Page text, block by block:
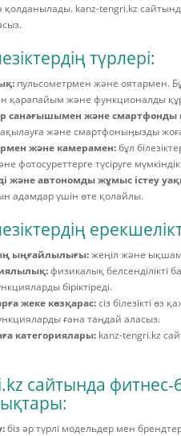
kanz-tengri.kz
түрлері:
пульсометрмен және оятармен.
қарапайым және функционалды
санағышымен және смартфонды
және смартфоныңызды
және камерамен:бұл
фотосуреттерге түсіруге
және автономды жұмыс істеу
адамдар үшін өте қолайлы.
ыңғайлылығы:жеңіл және ықшам,
физикалық белсенділікті
біріктіреді.
жеке көзқарас:сіз білезікті өз
ғана таңдай аласыз.
категориялары:kanz-tengri.kz
сайтында фитнес-
біз әр түрлі модельдер мен